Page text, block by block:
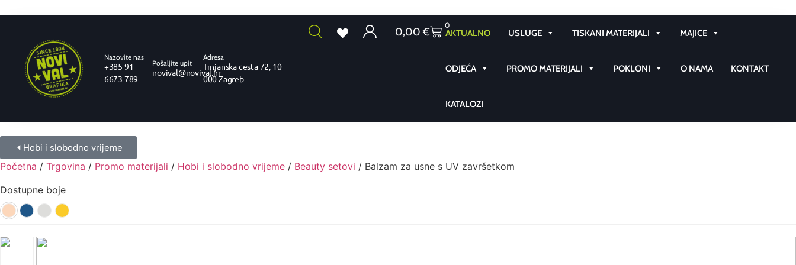
Nazovite nas
+385 91
6673 789
Pošaljite upit
novival@novival.hr
Adresa
Trnjanska cesta 72, 10
000 Zagreb
0,00€
0
AKTUALNO USLUGE TISKANI MATERIJALI MAJICE
ODJEĆA PROMO MATERIJALI POKLONI O NAMA KONTAKT
KATALOZI
Hobi i slobodno vrijeme
Početna / Trgovina / Promo materijali / Hobi i slobodno vrijeme / Beauty setovi / Balzam za usne s UV završetkom
Dostupne boje